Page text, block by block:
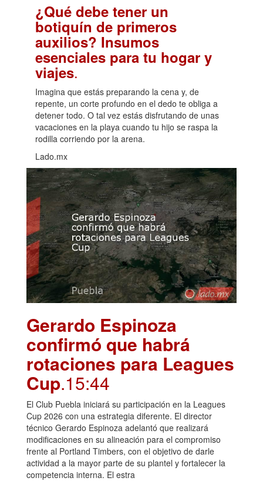
¿Qué debe tener un
botiquín de primeros
auxilios? Insumos
esenciales para tu hogar y
viajes.
Imagina que estás preparando la cena y, de
repente, un corte profundo en el dedo te obliga a
detener todo. O tal vez estás disfrutando de unas
vacaciones en la playa cuando tu hijo se raspa la
rodilla corriendo por la arena.
Lado.mx
Gerardo Espinoza
confirmó que habrá
rotaciones para Leagues
Cup.15:44
El Club Puebla iniciará su participación en la Leagues
Cup 2026 con una estrategia diferente. El director
técnico Gerardo Espinoza adelantó que realizará
modificaciones en su alineación para el compromiso
frente al Portland Timbers, con el objetivo de darle
actividad a la mayor parte de su plantel y fortalecer la
competencia interna. El estra